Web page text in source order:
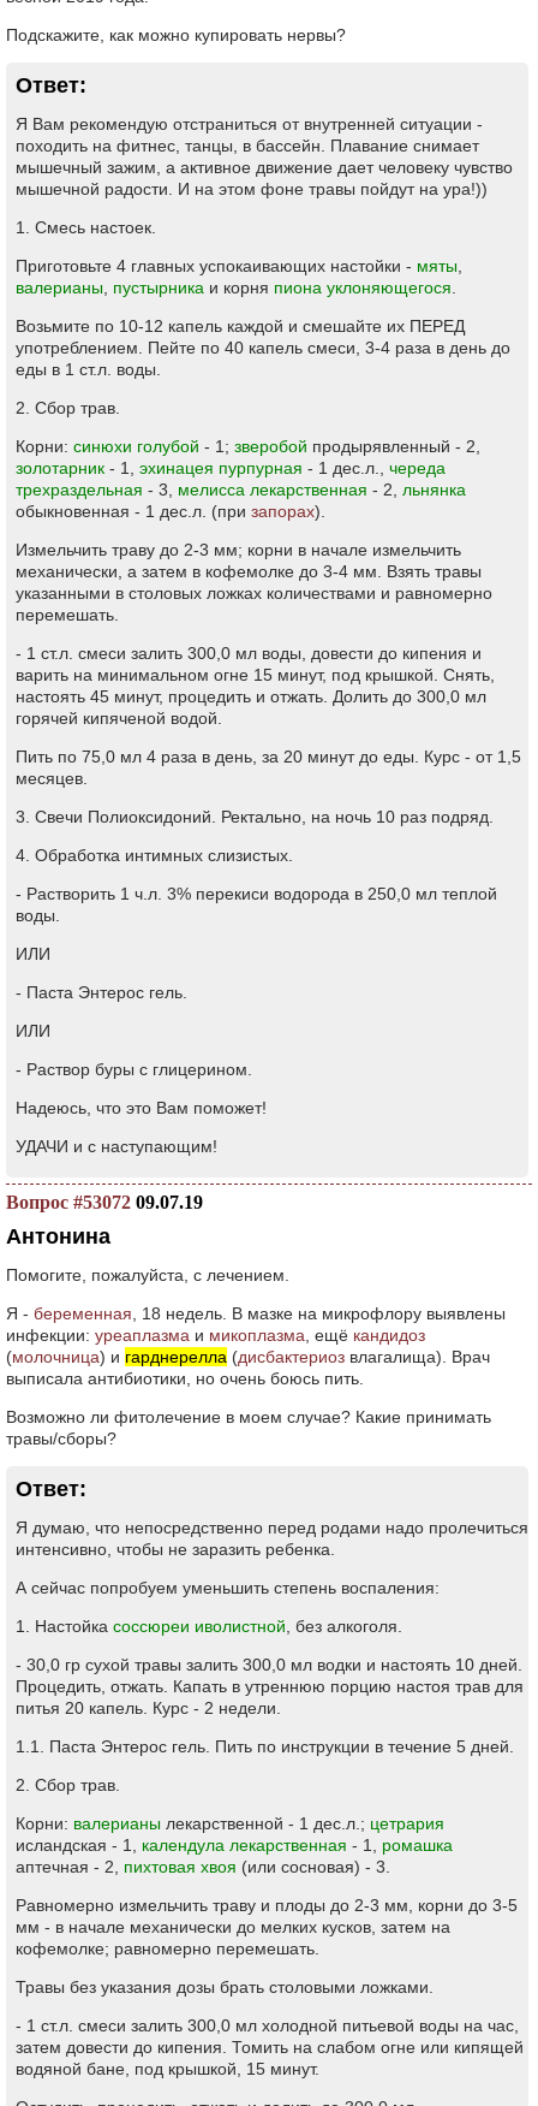
Подскажите, как можно купировать нервы?
Ответ:
Я Вам рекомендую отстраниться от внутренней ситуации -
походить на фитнес, танцы, в бассейн. Плавание снимает
мышечный зажим, а активное движение дает человеку чувство
мышечной радости. И на этом фоне травы пойдут на ура!))
1. Смесь настоек.
Приготовьте 4 главных успокаивающих настойки - мяты
валерианы
пустырника и корня пиона уклоняющегося
Возьмите по 10-12 капель каждой и смешайте их ПЕРЕД
употреблением. Пейте по 40 капель смеси, 3-4 раза в день до
еды в 1 ст.л. воды.
2. Сбор трав.
Корни: синюхи голубой - 1; зверобой продырявленный - 2,
золотарник - 1, эхинацея пурпурная - 1 дес.л., череда
трехраздельная - 3, мелисса лекарственная - 2, льнянка
обыкновенная - 1 дес.л. (при запорах).
Измельчить траву до 2-3 мм; корни в начале измельчить
механически, а затем в кофемолке до 3-4 мм. Взять травы
указанными в столовых ложках количествами и равномерно
перемешать.
- 1 ст.л. смеси залить 300,0 мл воды, довести до кипения и
варить на минимальном огне 15 минут, под крышкой. Снять,
настоять 45 минут, процедить и отжать. Долить до 300,0 мл
горячей кипяченой водой.
Пить по 75,0 мл 4 раза в день, за 20 минут до еды. Курс - от 1,5
месяцев.
3. Свечи Полиоксидоний. Ректально, на ночь 10 раз подряд.
4. Обработка интимных слизистых.
- Растворить 1 ч.л. 3% перекиси водорода в 250,0 мл теплой
воды.
ИЛИ
- Паста Энтерос гель.
ИЛИ
- Раствор буры с глицерином.
Надеюсь, что это Вам поможет!
УДАЧИ и с наступающим!
Вопрос #53072 09.07.19
Антонина
Помогите, пожалуйста, с лечением.
Я - беременная , 18 недель. В мазке на микрофлору выявлены
инфекции: уреаплазма и микоплазма , ещё кандидоз
(молочница) и гарднерелла (дисбактериоз влагалища). Врач
выписала антибиотики, но очень боюсь пить.
Возможно ли фитолечение в моем случае? Какие принимать
травы/сборы?
Ответ:
Я думаю, что непосредственно перед родами надо пролечиться
интенсивно, чтобы не заразить ребенка.
А сейчас попробуем уменьшить степень воспаления:
1. Настойка соссюреи иволистной , без алкоголя.
- 30,0 гр сухой травы залить 300,0 мл водки и настоять 10 дней.
Процедить, отжать. Капать в утреннюю порцию настоя трав для
питья 20 капель. Курс - 2 недели.
1.1. Паста Энтерос гель. Пить по инструкции в течение 5 дней.
2. Сбор трав.
Корни: валерианы лекарственной - 1 дес.л.; цетрария
исландская - 1, календула лекарственная - 1, ромашка
аптечная - 2, пихтовая хвоя (или сосновая) - 3.
Равномерно измельчить траву и плоды до 2-3 мм, корни до 3-5
мм - в начале механически до мелких кусков, затем на
кофемолке; равномерно перемешать.
Травы без указания дозы брать столовыми ложками.
- 1 ст.л. смеси залить 300,0 мл холодной питьевой воды на час,
затем довести до кипения. Томить на слабом огне или кипящей
водяной бане, под крышкой, 15 минут.